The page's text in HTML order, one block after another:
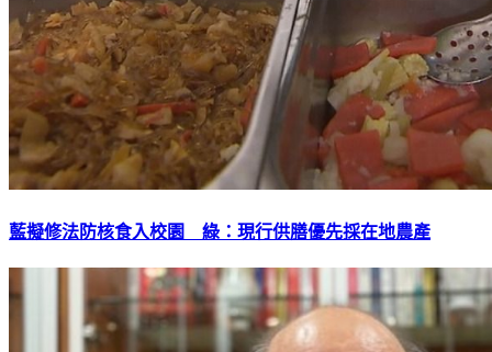
藍擬修法防核食入校園 綠：現行供膳優先採在地農產